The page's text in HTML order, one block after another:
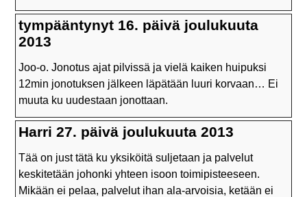
tympääntynyt 16. päivä joulukuuta
2013
Joo-o. Jonotus ajat pilvissä ja vielä kaiken huipuksi
12min jonotuksen jälkeen läpätään luuri korvaan… Ei
muuta ku uudestaan jonottaan.
Harri 27. päivä joulukuuta 2013
Tää on just tätä ku yksiköitä suljetaan ja palvelut
keskitetään johonki yhteen isoon toimipisteeseen.
Mikään ei pelaa, palvelut ihan ala-arvoisia, ketään ei